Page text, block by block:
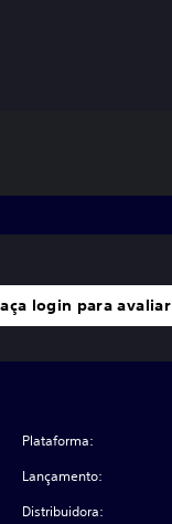
login para avaliar
Plataforma:
Lançamento:
Distribuidora: